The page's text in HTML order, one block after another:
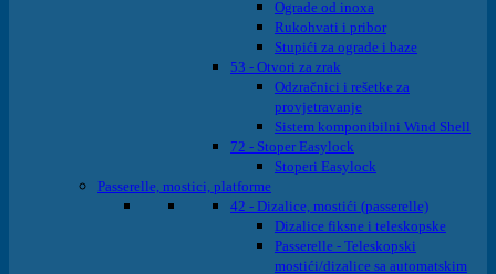
Ograde od inoxa
Rukohvati i pribor
Stupići za ograde i baze
53 - Otvori za zrak
Odzračnici i rešetke za
provjetravanje
Sistem komponibilni Wind Shell
72 - Stoper Easylock
Stoperi Easylock
Passerelle, mostici, platforme
42 - Dizalice, mostići (passerelle)
Dizalice fiksne i teleskopske
Passerelle - Teleskopski
mostići/dizalice sa automatskim